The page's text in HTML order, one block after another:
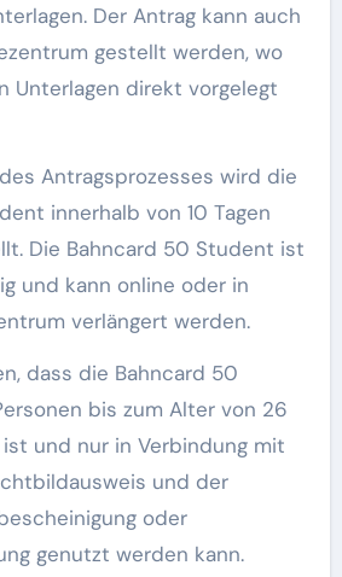
Der Antrag kann auch
gestellt werden, wo
Unterlagen direkt vorgelegt
Antragsprozesses wird die
innerhalb von 10 Tagen
Die Bahncard 50 Student ist
und kann online oder in
verlängert werden.
dass die Bahncard 50
bis zum Alter von 26
und nur in Verbindung mit
und der
oder
genutzt werden kann.